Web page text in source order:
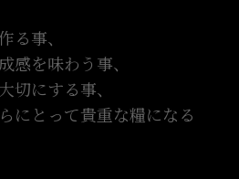
る事、
感を味わう事、
切にする事、
にとって貴重な糧になる